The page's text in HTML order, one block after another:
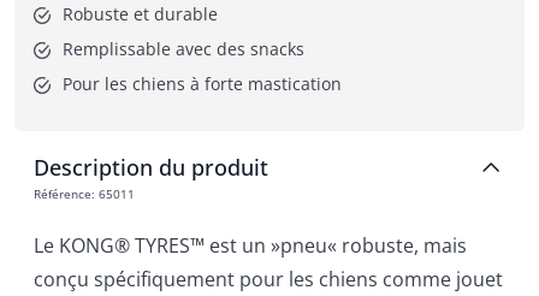
Robuste et durable
Remplissable avec des snacks
Pour les chiens à forte mastication
Description du produit
Référence: 65011
Le KONG® TYRES™ est un »pneu« robuste, mais
conçu spécifiquement pour les chiens comme jouet